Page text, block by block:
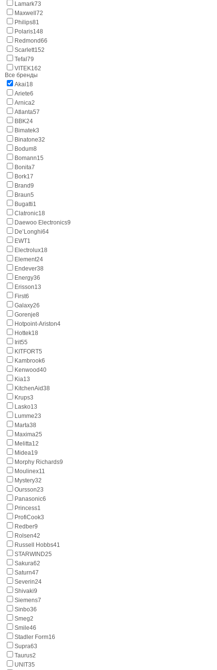
Lamark73
Maxwell 72
Philips81
Polaris148
Redmond66
Scarlett152
Tefal 79
VITEK162
Все бренды
Akai18
Ariete6
Arnica2
Atlanta57
BBK24
Bimatek3
Binatone32
Bodum8
Bomann15
Bonita7
Bork17
Brand9
Braun5
Bugatti1
Clatronic18
Daewoo Electronics9
De’Longhi64
EWT1
Electrolux18
Element24
Endever38
Energy36
Erisson13
First6
Galaxy26
Gorenje8
Hotpoint-Ariston4
Hottek18
Irit55
KITFORT5
Kambrook6
Kenwood40
Kia13
KitchenAid38
Krups3
Lasko13
Lumme23
Marta38
Maxima25
Melitta12
Midea19
Morphy Richards9
Moulinex11
Mystery32
Oursson23
Panasonic6
Princess1
ProfiCook3
Redber9
Rolsen42
Russell Hobbs41
STARWIND25
Sakura62
Saturn47
Severin24
Shivaki9
Siemens7
Sinbo36
Smeg2
Smile46
Stadler Form16
Supra63
Taurus2
UNIT35